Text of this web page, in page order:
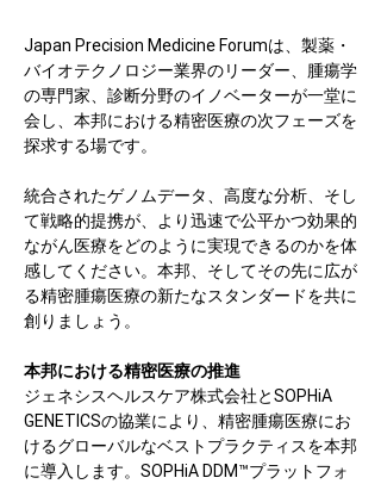
Japan Precision Medicine Forumは、製薬・
バイオテクノロジー業界のリーダー、腫瘍学
の専門家、診断分野のイノベーターが一堂に
会し、本邦における精密医療の次フェーズを
探求する場です。
統合されたゲノムデータ、高度な分析、そし
て戦略的提携が、より迅速で公平かつ効果的
ながん医療をどのように実現できるのかを体
感してください。本邦、そしてその先に広が
る精密腫瘍医療の新たなスタンダードを共に
創りましょう。
本邦における精密医療の推進
ジェネシスヘルスケア株式会社とSOPHiA
GENETICSの協業により、精密腫瘍医療にお
けるグローバルなベストプラクティスを本邦
に導入します。SOPHiA DDM™プラットフォ